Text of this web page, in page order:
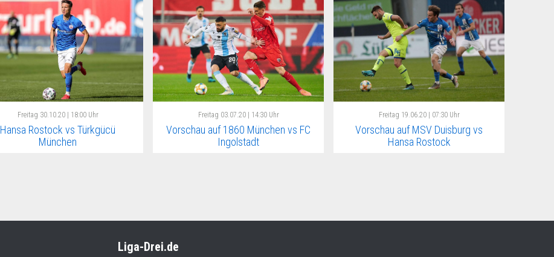
Freitag 30.10.20 | 18:00 Uhr
Hansa Rostock vs Türkgücü
München
Freitag 03.07.20 | 14:30 Uhr
Vorschau auf 1860 München vs FC
Ingolstadt
Freitag 19.06.20 | 07:30 Uhr
Vorschau auf MSV Duisburg vs
Hansa Rostock
Liga-Drei.de